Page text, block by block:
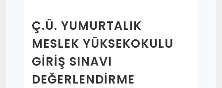
Ç.Ü. YUMURTALIK
MESLEK YÜKSEKOKULU
GIRIŞ SINAVI
DEĞERLENDIRME